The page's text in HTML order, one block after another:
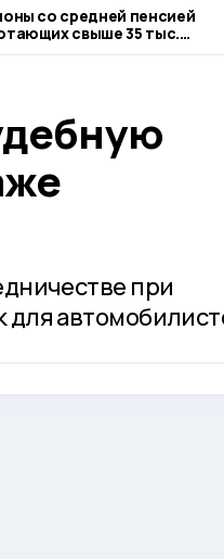
со средней пенсией
свыше 35 тыс.
при
для